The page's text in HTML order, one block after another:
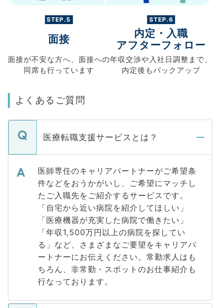
STEP.5
面接
面接が不安な方へ、 面接への
同席も行っています
STEP.6
内定・入職
アフターフォロー
年収交渉や 入社日調整まで、
内定後もバックアップ
よくあるご質問
医療転職支援サービスとは？
医師専任のキャリアパートナーがご希望条
件などをおうかがいし、ご希望にマッチし
たご入職先をご紹介するサービスです。
「自宅から近い病院を紹介してほしい」
「医療機器が充実した病院で働きたい」
「年収1,500万円以上の病院を探してい
る」など、さまざまなご要望をキャリアパ
ートナーにお伝えください。常勤求人はも
ちろん、非常勤・スポットのお仕事紹介も
行なっております。